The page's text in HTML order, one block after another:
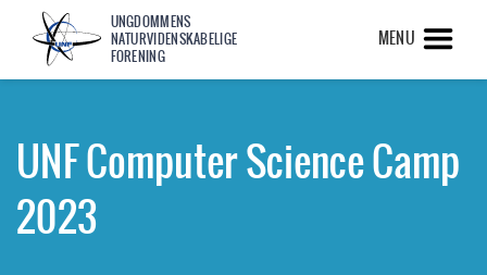
UNGDOMMENS
NATURVIDENSKABELIGE
FORENING
MENU
UNF Computer Science Camp
2023